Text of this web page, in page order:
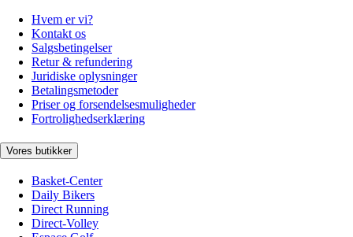
Hvem er vi?
Kontakt os
Salgsbetingelser
Retur & refundering
Juridiske oplysninger
Betalingsmetoder
Priser og forsendelsesmuligheder
Fortrolighedserklæring
Vores butikker
Basket-Center
Daily Bikers
Direct Running
Direct-Volley